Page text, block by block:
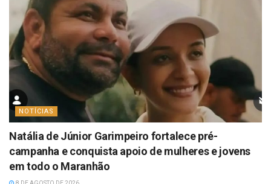
NOTÍCIAS
Natália de Júnior Garimpeiro fortalece pré-
campanha e conquista apoio de mulheres e jovens
em todo o Maranhão